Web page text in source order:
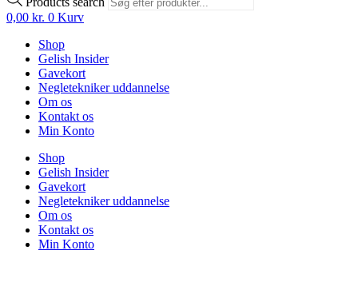
0,00 kr. 0 Kurv
Shop
Gelish Insider
Gavekort
Negletekniker uddannelse
Om os
Kontakt os
Min Konto
Shop
Gelish Insider
Gavekort
Negletekniker uddannelse
Om os
Kontakt os
Min Konto